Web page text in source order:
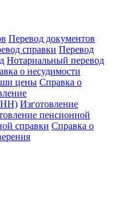
Перевод документов
справки Перевод
Нотариальный перевод
о несудимости
цены Справка о
Изготовление
пенсионной
справки Справка о